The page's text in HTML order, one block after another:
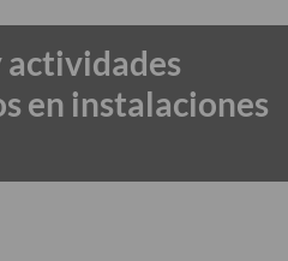
actividades
en instalaciones